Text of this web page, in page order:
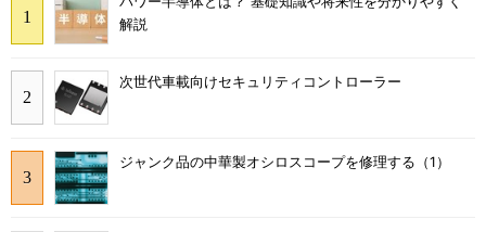
解説
次世代車載向けセキュリティコントローラー
ジャンク品の中華製オシロスコープを修理する（1）